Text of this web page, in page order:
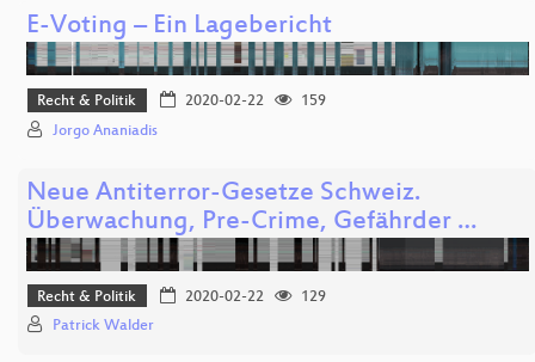
E-Voting – Ein Lagebericht
Recht & Politik 2020-02-22
159
Jorgo Ananiadis
Neue Antiterror-Gesetze Schweiz.
Überwachung, Pre-Crime, Gefährder …
Recht & Politik 2020-02-22
129
Patrick Walder